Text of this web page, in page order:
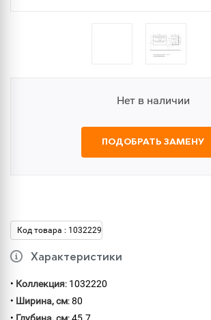
Нет в наличии
ПОДОБРАТЬ ЗАМЕНУ
Код товара : 1032229
Характеристики
• Коллекция: 1032220
• Ширина, см: 80